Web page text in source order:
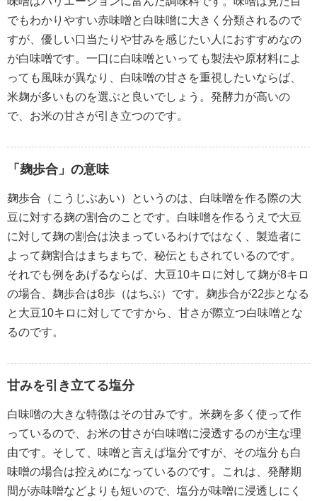
でもわかりやすい赤味噌と白味噌に大きく分類されるので
すが、優しい口当たりや甘みを感じたい人におすすめなの
が白味噌です。一口に白味噌といっても製法や原材料によ
っても風味が異なり、白味噌の甘さを重視したいならば、
米麹が多いものを選ぶと良いでしょう。発酵力が高いの
で、お米の甘さが引き立つのです。
「麹歩合」の意味
麹歩合（こうじぶあい）というのは、白味噌を作る際の大
豆に対する麹の割合のことです。白味噌を作るうえで大豆
に対して麹の割合は決まっているわけではなく、製造者に
よって麹割合はまちまちで、秘伝ともされているのです。
それでも例をあげるならば、大豆10キロに対して麹が8キロ
の場合、麹歩合は8歩（はちぶ）です。麹歩合が22歩となる
と大豆10キロに対してですから、甘さが際立つ白味噌とな
るのです。
甘みを引き立てる塩分
白味噌の大きな特徴はその甘みです。米麹を多く使って作
っているので、お米の甘さが白味噌に浸透するのが主な理
由です。そして、味噌と言えば塩分ですが、その塩分も白
味噌の場合は控えめになっているのです。これは、発酵期
間が赤味噌などよりも短いので、塩分が味噌に浸透しにく